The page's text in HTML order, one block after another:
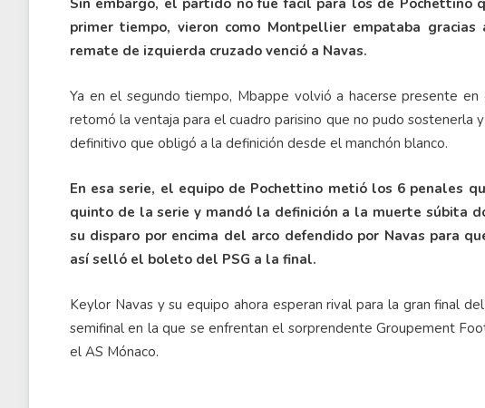
Sin embargo, el partido no fue fácil para los de Pochettino
primer tiempo, vieron como Montpellier empataba
remate de izquierda cruzado venció a Navas.
Ya en el segundo tiempo, Mbappe volvió a hacerse presente
retomó la ventaja para el cuadro parisino que no pudo
definitivo que obligó a la definición desde el manchón blanco.
En esa serie, el equipo de Pochettino metió los 6 penales
quinto de la serie y mandó la definición a la muerte súbita
su disparo por encima del arco defendido por Navas para
así selló el boleto del PSG a la final.
Keylor Navas y su equipo ahora esperan rival para la gran final
semifinal en la que se enfrentan el sorprendente Groupement
el AS Mónaco.